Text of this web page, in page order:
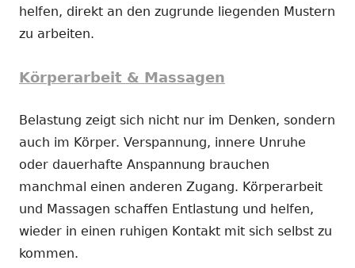
helfen, direkt an den zugrunde liegenden Mustern
zu arbeiten.
Körperarbeit & Massagen
Belastung zeigt sich nicht nur im Denken, sondern
auch im Körper. Verspannung, innere Unruhe
oder dauerhafte Anspannung brauchen
manchmal einen anderen Zugang. Körperarbeit
und Massagen schaffen Entlastung und helfen,
wieder in einen ruhigen Kontakt mit sich selbst zu
kommen.